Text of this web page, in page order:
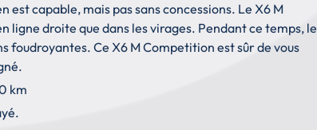
est capable, mais pas sans concessions. Le X6 M
ligne droite que dans les virages. Pendant ce temps, le
foudroyantes. Ce X6 M Competition est sûr de vous
km